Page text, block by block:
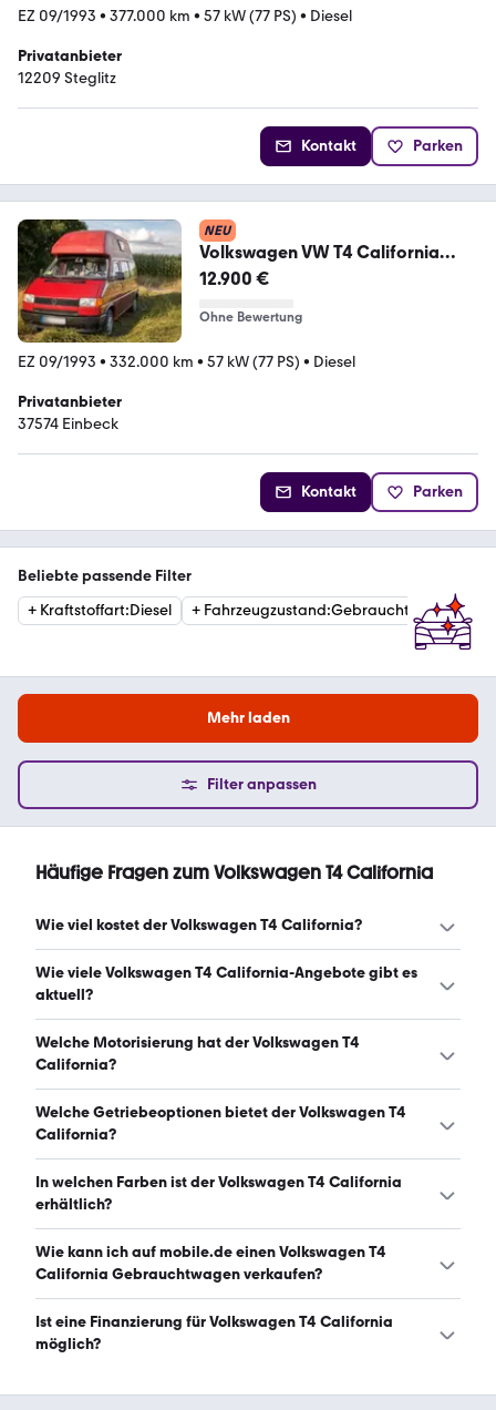
EZ 09/1993 • 377.000 km • 57 kW (77 PS) • Diesel
Privatanbieter
12209 Steglitz
Kontakt Parken
NEU
Volkswagen VW T4 California
Club
12.900 €
Ohne Bewertung
EZ 09/1993 • 332.000 km • 57 kW (77 PS) • Diesel
Privatanbieter
37574 Einbeck
Kontakt Parken
Beliebte passende Filter
+ Kraftstoffart:Diesel + Fahrzeugzustand:Gebraucht +
Mehr laden
Filter anpassen
Häufige Fragen zum Volkswagen T4 California
Wie viel kostet der Volkswagen T4 California?
Ein guter Preis für einen Volkswagen T4 California liegt
zwischen 9.940 € und 14.495 €. (Stand: 7.8.2026)
Wie viele Volkswagen T4 California-Angebote gibt es
aktuell?
Es gibt insgesamt 23 Volkswagen T4 California bei
mobile.de, davon 23 Gebraucht- und 0 Neuwagen.
Welche Motorisierung hat der Volkswagen T4
California?
Der Volkswagen T4 California hat Leistungen zwischen 68
und 110 PS. (Stand: 7.8.2026)
Welche Getriebeoptionen bietet der Volkswagen T4
California?
Der Volkswagen T4 California ist mit manuellem Getriebe
erhältlich. (Stand: 7.8.2026)
In welchen Farben ist der Volkswagen T4 California
erhältlich?
Den Volkswagen T4 California gibt es in folgenden
Farben: grün, weiß und rot. Die häufigste Farbe ist grün.
Wie kann ich auf mobile.de einen Volkswagen T4
California Gebrauchtwagen verkaufen?
Alle Informationen zum Verkauf an mobile.de-
Ankaufstationen oder per Inserat auf mobile.de gibt es
Ist eine Finanzierung für Volkswagen T4 California
möglich?